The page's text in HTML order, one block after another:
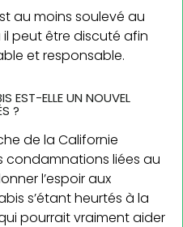
au moins soulevé au
peut être discuté afin
et responsable.
EST-ELLE UN NOUVEL
?
de la Californie
liées au
l’espoir aux
s’étant heurtés à la
pourrait vraiment aider